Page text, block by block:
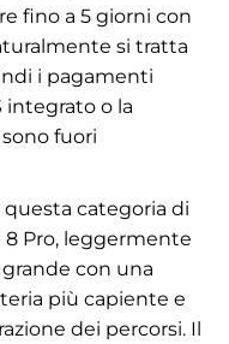
fino a 5 giorni con
si tratta
i pagamenti
integrato o la
fuori
categoria di
8 Pro, leggermente
con una
più capiente e
dei percorsi. Il